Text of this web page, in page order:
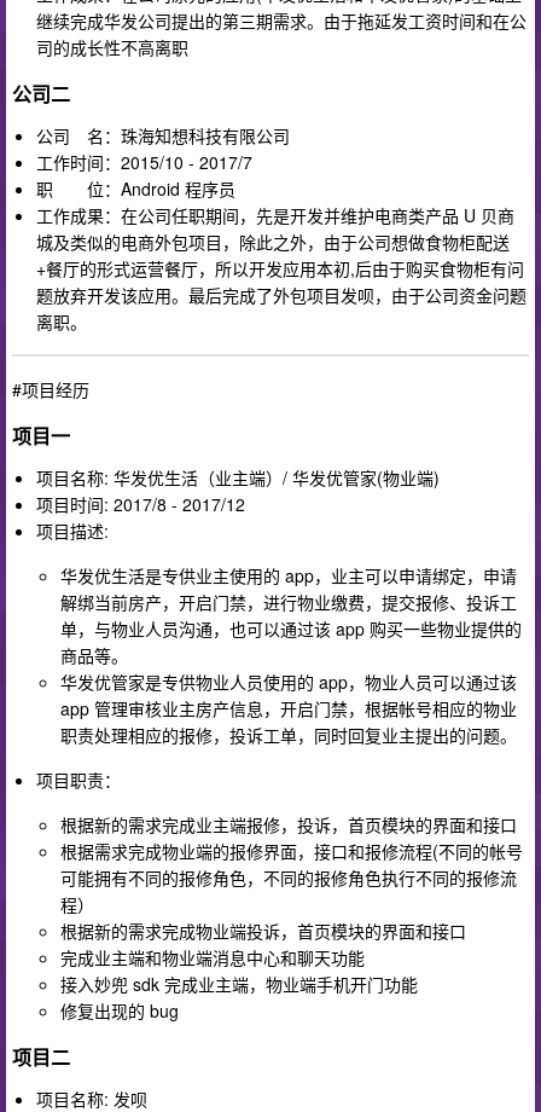
继续完成华发公司提出的第三期需求。由于拖延发工资时间和在公
司的成长性不高离职
公司二
公司 名：珠海知想科技有限公司
工作时间：2015/10 - 2017/7
职 位：Android 程序员
工作成果：在公司任职期间，先是开发并维护电商类产品 U 贝商
城及类似的电商外包项目，除此之外，由于公司想做食物柜配送
+餐厅的形式运营餐厅，所以开发应用本初,后由于购买食物柜有问
题放弃开发该应用。最后完成了外包项目发呗，由于公司资金问题
离职。
#项目经历
项目一
项目名称: 华发优生活（业主端）/ 华发优管家(物业端)
项目时间: 2017/8 - 2017/12
项目描述:
华发优生活是专供业主使用的 app，业主可以申请绑定，申请
解绑当前房产，开启门禁，进行物业缴费，提交报修、投诉工
单，与物业人员沟通，也可以通过该 app 购买一些物业提供的
商品等。
华发优管家是专供物业人员使用的 app，物业人员可以通过该
app 管理审核业主房产信息，开启门禁，根据帐号相应的物业
职责处理相应的报修，投诉工单，同时回复业主提出的问题。
项目职责：
根据新的需求完成业主端报修，投诉，首页模块的界面和接口
根据需求完成物业端的报修界面，接口和报修流程(不同的帐号
可能拥有不同的报修角色，不同的报修角色执行不同的报修流
程）
根据新的需求完成物业端投诉，首页模块的界面和接口
完成业主端和物业端消息中心和聊天功能
接入妙兜 sdk 完成业主端，物业端手机开门功能
修复出现的 bug
项目二
项目名称: 发呗